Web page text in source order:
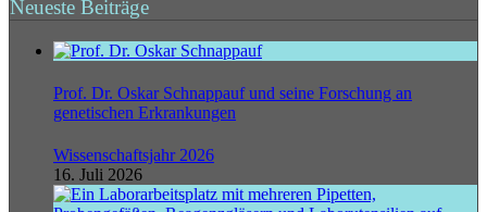
Neueste Beiträge
Prof. Dr. Oskar Schnappauf und seine Forschung an
genetischen Erkrankungen
Wissenschaftsjahr 2026
16. Juli 2026